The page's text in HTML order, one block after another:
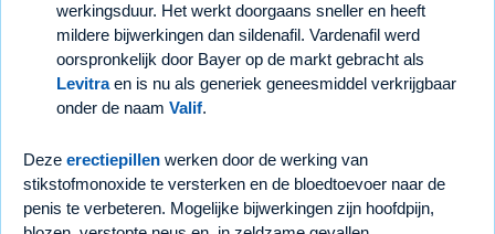
werkingsduur. Het werkt doorgaans sneller en heeft
mildere bijwerkingen dan sildenafil. Vardenafil werd
oorspronkelijk door Bayer op de markt gebracht als
Levitraen is nu als generiek geneesmiddel verkrijgbaar
onder de naam Valif.
Deze erectiepillen werken door de werking van
stikstofmonoxide te versterken en de bloedtoevoer naar de
penis te verbeteren. Mogelijke bijwerkingen zijn hoofdpijn,